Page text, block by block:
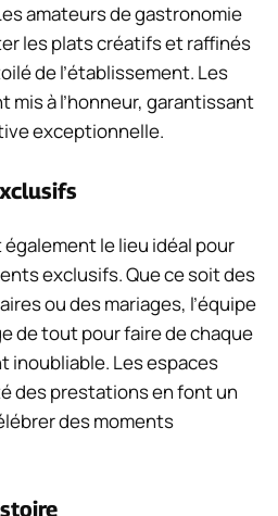
amateurs de gastronomie
les plats créatifs et raffinés
de l’établissement. Les
mis à l’honneur, garantissant
exceptionnelle.
le lieu idéal pour
exclusifs. Que ce soit des
ou des mariages, l’équipe
de tout pour faire de chaque
inoubliable. Les espaces
des prestations en font un
des moments